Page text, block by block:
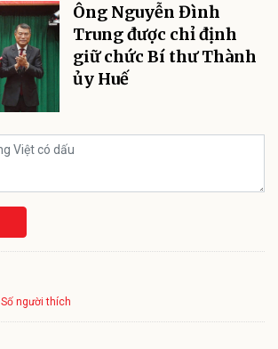
Ông Nguyễn Đình
Trung được chỉ định
giữ chức Bí thư Thành
ủy Huế
Số người thích